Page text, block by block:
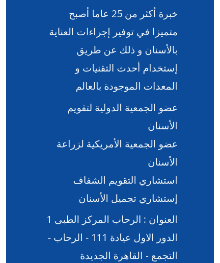
خبرة أكثر من 25 عاما أصبح
متميزا في توفير إجراءات العناية
بالأسنان و ذلك عن طريق
إستخدام أحدث التقنيات و
المعدات الموجودة بالعالم
عضو الجمعية الدولية لتقويم
الأسنان
عضو الجمعية الأمريكية لزراعة
الأسنان
استشاري التقويم الشفاف
إستشاري تجميل الأسنان
العنوان : الرحاب المركز الطبى 1
الدور الاول عيادة 111 - الرحاب -
التجمع - القاهرة الجديدة